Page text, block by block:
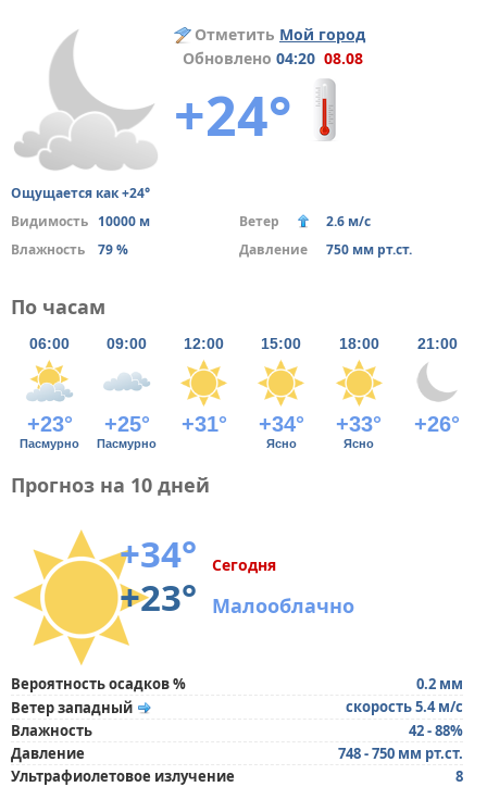
Отметить Мой город
Обновлено 04:20 08.08
+24°
Ощущается как +24°
Видимость 10000 м Ветер
2.6 м/с
Влажность
79 % Давление 750 мм рт.ст.
По часам
06:00 09:00 12:00 15:00 18:00 21:00
+23° +25° +31° +34° +33° +26°
Пасмурно Пасмурно Ясно Ясно
Прогноз на 10 дней
+34°
+23°
Сегодня
Малооблачно
Вероятность осадков %
0.2 мм
Ветер западный
скорость 5.4 м/с
Влажность
42 - 88%
Давление
748 - 750 мм рт.ст.
Ультрафиолетовое излучение
8